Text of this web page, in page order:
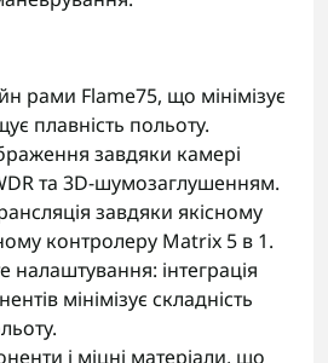
рами Flame75, що мінімізує
плавність польоту.
завдяки камері
та 3D-шумозаглушенням.
завдяки якісному
контролеру Matrix 5 в 1.
інтеграція
мінімізує складність
і міцні матеріали, що